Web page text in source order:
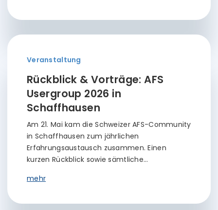
Veranstaltung
Rückblick & Vorträge: AFS
Usergroup 2026 in
Schaffhausen
Am 21. Mai kam die Schweizer AFS-Community
in Schaffhausen zum jährlichen
Erfahrungsaustausch zusammen. Einen
kurzen Rückblick sowie sämtliche…
mehr